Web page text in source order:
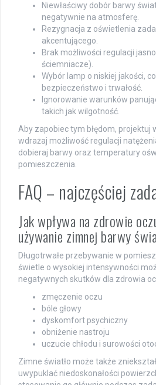
Niewłaściwy dobór barwy
negatywnie na atmosferę.
Rezygnacja z oświetlenia
akcentującego.
Brak możliwości regulacji
ściemniacze).
Wybór lamp o niskiej jakości,
bezpieczeństwo i trwałość.
Ignorowanie warunków
takich jak wilgotność.
Aby zapobiec tym błędom, projektuj
wdrażaj możliwość regulacji
dobieraj barwy oraz temperatury
pomieszczenia.
FAQ – najczęściej
Jak wpływa na zdrowie
używanie zimnej barwy
Długotrwałe przebywanie w
świetle o wysokiej intensywności
negatywnych skutków dla zdrowia
zmęczenie oczu
bóle głowy
dyskomfort psychiczny
obniżenie nastroju
uczucie chłodu i surowości
Zimne światło może także
uwypuklać niedoskonałości